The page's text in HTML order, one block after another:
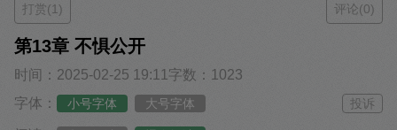
打赏(1) 评论(0)
第13章 不惧公开
时间：2025-02-25 19:11 字数：1023
字体：
小号字体 大号字体 投诉